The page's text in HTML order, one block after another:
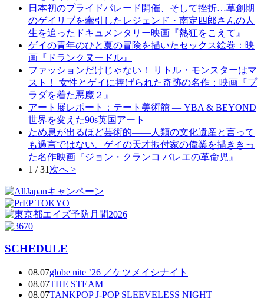
日本初のプライドパレード開催、そして挫折…草創期
のゲイリブを牽引したレジェンド・南定四郎さんの人
生を追ったドキュメンタリー映画『熱狂をこえて』
ゲイの青年のひと夏の冒険を描いたセックス絵巻：映
画『ドランクヌードル』
ファッションだけじゃない！ リトル・モンスターはマ
スト！ 女性とゲイに捧げられた奇跡の名作：映画『プ
ラダを着た悪魔２』
アート展レポート：テート美術館 ― YBA & BEYOND
世界を変えた90s英国アート
ため息が出るほど芸術的――人類の文化遺産と言って
も過言ではない、ゲイの天才振付家の偉業を描ききっ
た名作映画『ジョン・クランコ バレエの革命児』
1 / 31 次へ >
SCHEDULE
08.07globe nite ’26 ／ケツメイシナイト
08.07THE STEAM
08.07TANKPOP J-POP SLEEVELESS NIGHT